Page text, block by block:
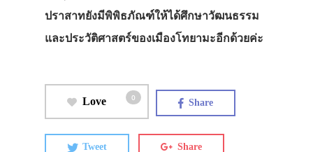
ปราสาทยังมีพิพิธภัณฑ์ให้ได้ศึกษาวัฒนธรรม
และประวัติศาสตร์ของเมืองโทยามะอีกด้วยค่ะ
Love 0 Share
Tweet Share